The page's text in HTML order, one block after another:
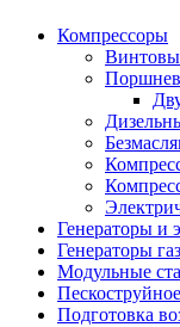
Компрессоры
Генераторы и
Генераторы
Модульные
Подготовка